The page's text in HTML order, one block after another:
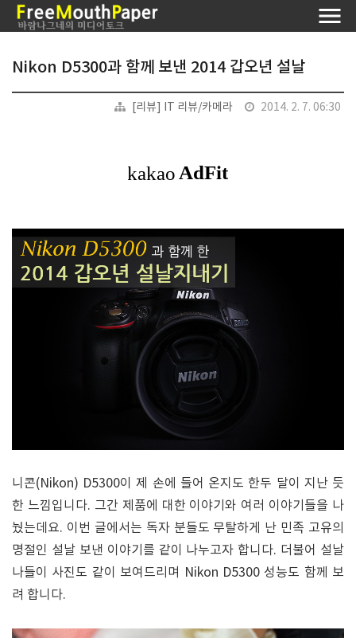
Nikon D5300과 함께 보낸 2014 갑오년 설날
[리뷰] IT 리뷰/카메라 2014. 2. 7. 06:30
니콘(Nikon) D5300이 제 손에 들어 온지도 한두 달이 지난 듯
한 느낌입니다. 그간 제품에 대한 이야기와 여러 이야기들을 나
눴는데요. 이번 글에서는 독자 분들도 무탈하게 난 민족 고유의
명절인 설날 보낸 이야기를 같이 나누고자 합니다. 더불어 설날
나들이 사진도 같이 보여드리며 Nikon D5300 성능도 함께 보
려 합니다.